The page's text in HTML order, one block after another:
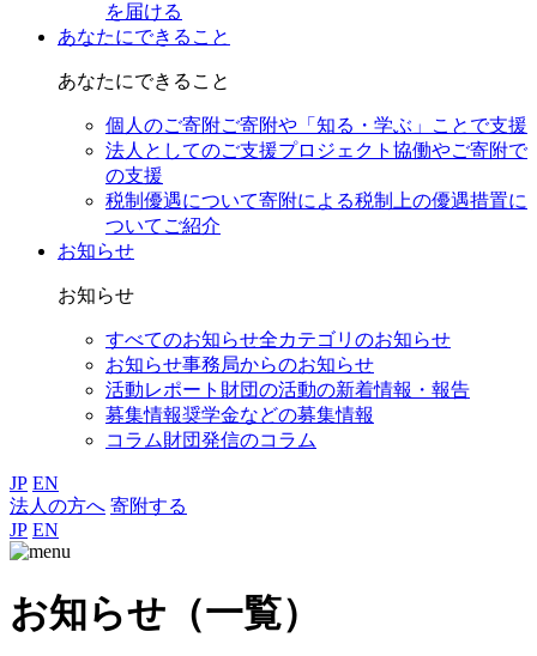
を届ける
あなたにできること
あなたにできること
個人のご寄附ご寄附や「知る・学ぶ」ことで支援
法人としてのご支援プロジェクト協働やご寄附で
の支援
税制優遇について寄附による税制上の優遇措置に
ついてご紹介
お知らせ
お知らせ
すべてのお知らせ全カテゴリのお知らせ
お知らせ事務局からのお知らせ
活動レポート 財団の活動の新着情報・報告
募集情報奨学金などの募集情報
コラム財団発信のコラム
JP EN
法人の方へ 寄附する
JP EN
お知らせ（一覧）